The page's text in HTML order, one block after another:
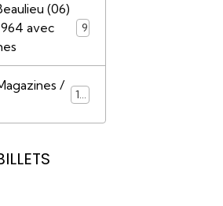
(06)
avec
/
18